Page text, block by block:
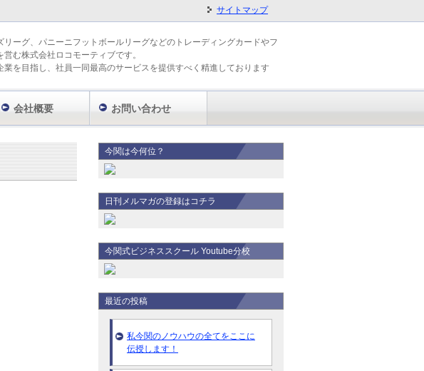
今関は今何位？
日刊メルマガの登録はコチラ
今関式ビジネススクール Youtube分校
最近の投稿
私今関のノウハウの全てをここに
伝授します！
サイトマップ
リーグ、パニーニフットボールリーグなどのトレーディングカードやフ
営む株式会社ロコモーティブです。
業を目指し、社員一同最高のサービスを提供すべく精進しております
会社概要 お問い合わせ